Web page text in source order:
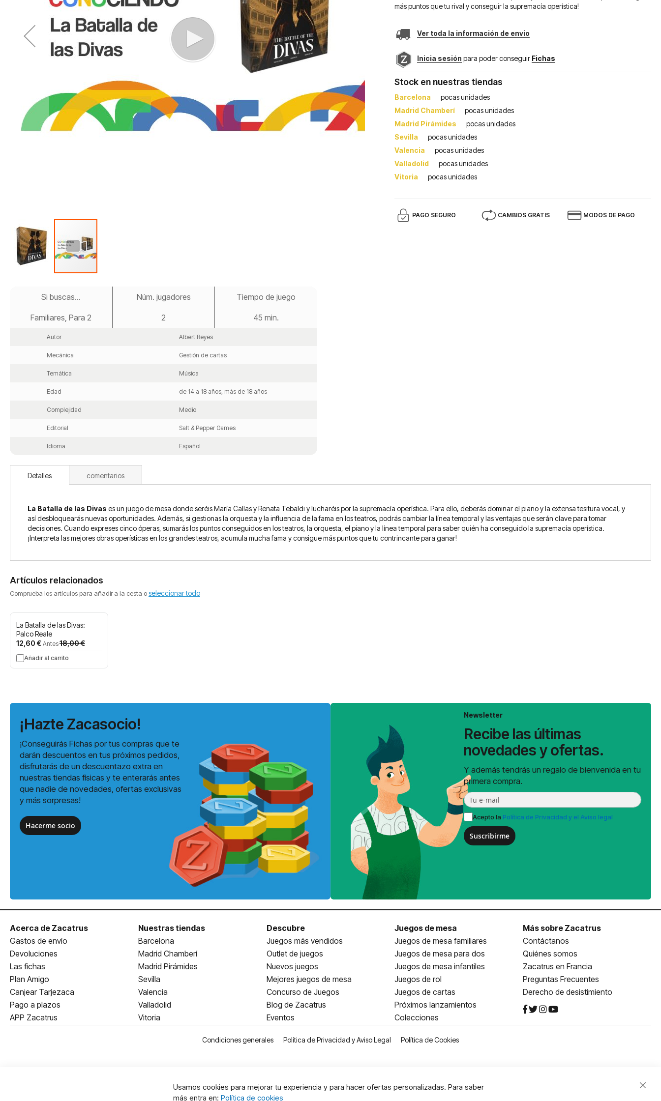
más puntos que tu rival y conseguir la supremacía operística!
Ver toda la información de envio
Inicia sesión para poder conseguir Fichas
Stock en nuestras tiendas
Barcelona
pocas unidades
Madrid Chamberí
pocas unidades
Madrid Pirámides
pocas unidades
Sevilla
pocas unidades
Valencia
pocas unidades
Valladolid
pocas unidades
Vitoria
pocas unidades
PAGO SEGURO CAMBIOS GRATIS MODOS DE PAGO
Si buscas...
Familiares, Para 2
Núm. jugadores
2
Tiempo de juego
45 min.
Autor Albert Reyes
Mecánica Gestión de cartas
Temática Música
Edad de 14 a 18 años, más de 18 años
Complejidad Medio
Editorial Salt & Pepper Games
Idioma Español
Detalles
La Batalla de las Divas es un juego de mesa donde seréis María Callas y Renata Tebaldi y lucharéis por la supremacía operística. Para ello, deberás dominar el piano y la extensa tesitura vocal, y
así desbloquearás nuevas oportunidades. Además, si gestionas la orquesta y la influencia de la fama en los teatros, podrás cambiar la línea temporal y las ventajas que serán clave para tomar
decisiones. Cuando expreses cinco óperas, sumarás los puntos conseguidos en los teatros, la orquesta, el piano y la línea temporal para saber quién ha conseguido la supremacía operística.
¡Interpreta las mejores obras operísticas en los grandes teatros, acumula mucha fama y consigue más puntos que tu contrincante para ganar!
comentarios
Artículos relacionados
Comprueba los artículos para añadir a la cesta oseleccionar todo
La Batalla de las Divas:
Palco Reale
Precio
especial
12,60 € Antes18,00 €
Añadir al carrito
¡Hazte Zacasocio!
¡Conseguirás Fichas por tus compras que te
darán descuentos en tus próximos pedidos,
disfrutarás de un descuentazo extra en
nuestras tiendas físicas y te enterarás antes
que nadie de novedades, ofertas exclusivas
y más sorpresas!
Hacerme socio
Newsletter
Recibe las últimas
novedades y ofertas.
Y además tendrás un regalo de bienvenida en tu
primera compra.
Acepto la Política de Privacidad y el Aviso legal
Suscribirme
Acerca de Zacatrus
Gastos de envío
Devoluciones
Las fichas
Plan Amigo
Canjear Tarjezaca
Pago a plazos
APP Zacatrus
Nuestras tiendas
Barcelona
Madrid Chamberí
Madrid Pirámides
Sevilla
Valencia
Valladolid
Vitoria
Descubre
Juegos más vendidos
Outlet de juegos
Nuevos juegos
Mejores juegos de mesa
Concurso de Juegos
Blog de Zacatrus
Eventos
Juegos de mesa
Juegos de mesa familiares
Juegos de mesa para dos
Juegos de mesa infantiles
Juegos de rol
Juegos de cartas
Próximos lanzamientos
Colecciones
Más sobre Zacatrus
Contáctanos
Quiénes somos
Zacatrus en Francia
Preguntas Frecuentes
Derecho de desistimiento
Condiciones generales Política de Privacidad y Aviso Legal Política de Cookies
Usamos cookies para mejorar tu experiencia y para hacer ofertas personalizadas. Para saber
más entra en: Política de cookies